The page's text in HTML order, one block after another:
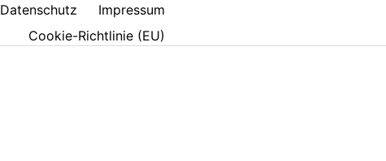
Datenschutz
Impressum
Cookie-Richtlinie (EU)